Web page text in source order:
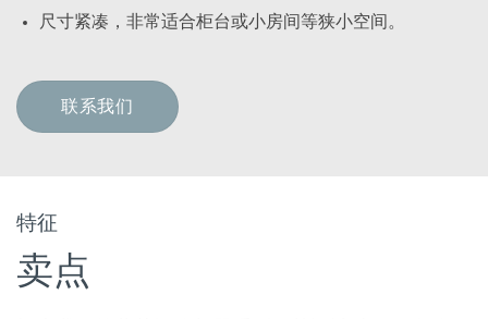
尺寸紧凑，非常适合柜台或小房间等狭小空间。
联系我们
特征
卖点